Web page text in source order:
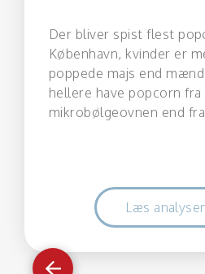
tilbage
Der bliver spist flest
København, kvinder er
poppede majs end
hellere have popcorn fra
mikrobølgeovnen end
Læs